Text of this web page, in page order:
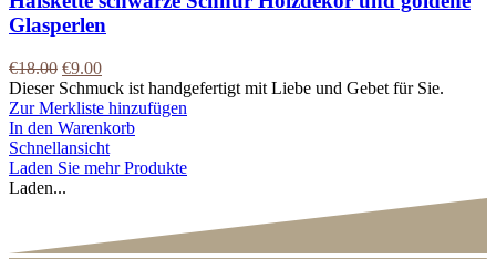
Glasperlen
€18.00 €9.00
Dieser Schmuck ist handgefertigt mit Liebe und Gebet für Sie.
Zur Merkliste hinzufügen
In den Warenkorb
Schnellansicht
Laden Sie mehr Produkte
Laden...